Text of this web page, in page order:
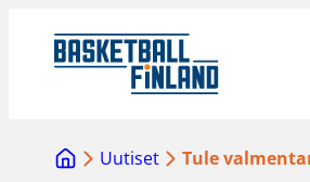
sisältöön
Uutiset Tule